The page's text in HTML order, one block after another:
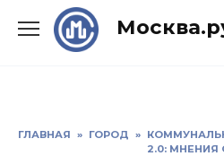
ГЛАВНАЯ » ГОРОД »
2.0: МНЕНИЯ